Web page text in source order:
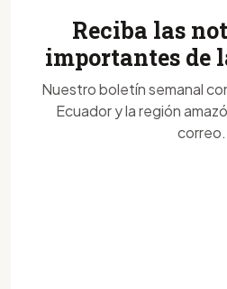
Reciba las
importantes de
Nuestro boletín semanal
Ecuador y la región
correo.